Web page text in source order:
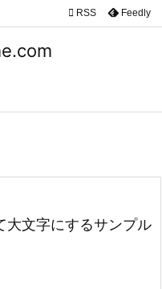


検索
 RSS Feedly
文字にするサンプル